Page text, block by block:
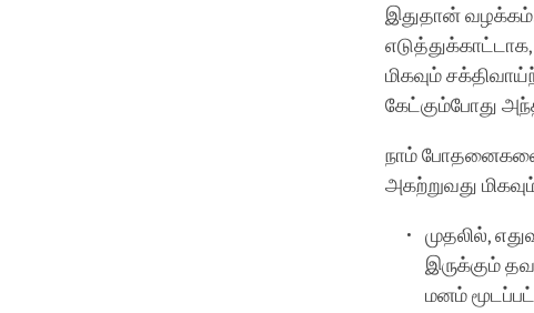
இதுதான்
மிகவும்
கேட்கும்போது
நாம்
அகற்றுவது
முதலில்,
இருக்கும்
மனம்